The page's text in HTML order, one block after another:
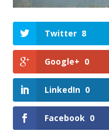
Twitter 8
Google+ 0
LinkedIn 0
Facebook 0